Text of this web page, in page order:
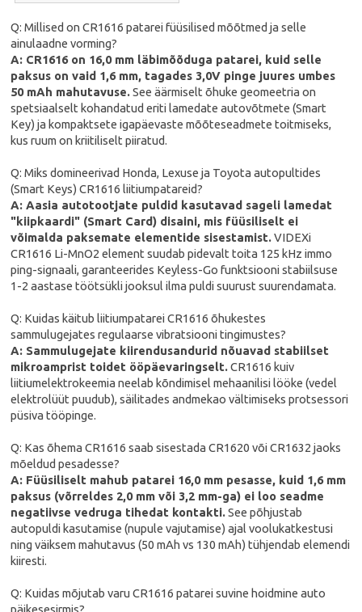
Q: Millised on CR1616 patarei füüsilised mõõtmed ja selle
ainulaadne vorming?
A: CR1616 on 16,0 mm läbimõõduga patarei, kuid selle
paksus on vaid 1,6 mm, tagades 3,0V pinge juures umbes
50 mAh mahutavuse.See äärmiselt õhuke geomeetria on
spetsiaalselt kohandatud eriti lamedate autovõtmete (Smart
Key) ja kompaktsete igapäevaste mõõteseadmete toitmiseks,
kus ruum on kriitiliselt piiratud.
Q: Miks domineerivad Honda, Lexuse ja Toyota autopultides
(Smart Keys) CR1616 liitiumpatareid?
A: Aasia autotootjate puldid kasutavad sageli lamedat
"kiipkaardi" (Smart Card) disaini, mis füüsiliselt ei
võimalda paksemate elementide sisestamist.VIDEXi
CR1616 Li-MnO2 element suudab pidevalt toita 125 kHz immo
ping-signaali, garanteerides Keyless-Go funktsiooni stabiilsuse
1-2 aastase töötsükli jooksul ilma puldi suurust suurendamata.
Q: Kuidas käitub liitiumpatarei CR1616 õhukestes
sammulugejates regulaarse vibratsiooni tingimustes?
A: Sammulugejate kiirendusandurid nõuavad stabiilset
mikroamprist toidet ööpäevaringselt.CR1616 kuiv
liitiumelektrokeemia neelab kõndimisel mehaanilisi lööke (vedel
elektrolüüt puudub), säilitades andmekao vältimiseks protsessori
püsiva tööpinge.
Q: Kas õhema CR1616 saab sisestada CR1620 või CR1632 jaoks
mõeldud pesadesse?
A: Füüsiliselt mahub patarei 16,0 mm pesasse, kuid 1,6 mm
paksus (võrreldes 2,0 mm või 3,2 mm-ga) ei loo seadme
negatiivse vedruga tihedat kontakti.See põhjustab
autopuldi kasutamise (nupule vajutamise) ajal voolukatkestusi
ning väiksem mahutavus (50 mAh vs 130 mAh) tühjendab elemendi
kiiresti.
Q: Kuidas mõjutab varu CR1616 patarei suvine hoidmine auto